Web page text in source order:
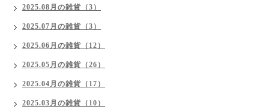
2025.08月の雑貨（3）
2025.07月の雑貨（3）
2025.06月の雑貨（12）
2025.05月の雑貨（26）
2025.04月の雑貨（17）
2025.03月の雑貨（10）